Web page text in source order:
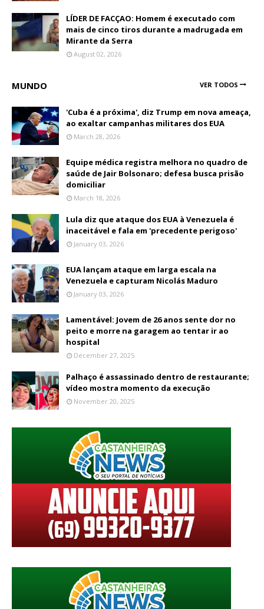
LÍDER DE FACÇAO: Homem é executado com
mais de cinco tiros durante a madrugada em
Mirante da Serra
August 02, 2026
MUNDO VER TODOS
'Cuba é a próxima', diz Trump em nova ameaça,
ao exaltar campanhas militares dos EUA
March 28, 2026
Equipe médica registra melhora no quadro de
saúde de Jair Bolsonaro; defesa busca prisão
domiciliar
March 18, 2026
Lula diz que ataque dos EUA à Venezuela é
inaceitável e fala em 'precedente perigoso'
January 03, 2026
EUA lançam ataque em larga escala na
Venezuela e capturam Nicolás Maduro
January 03, 2026
Lamentável: Jovem de 26 anos sente dor no
peito e morre na garagem ao tentar ir ao
hospital
December 27, 2025
Palhaço é assassinado dentro de restaurante;
vídeo mostra momento da execução
November 20, 2025